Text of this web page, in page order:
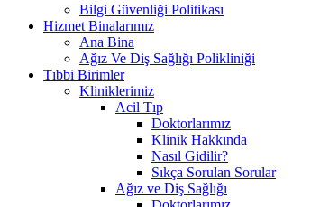
Bilgi Güvenliği Politikası
Hizmet Binalarımız
Ana Bina
Ağız Ve Diş Sağlığı Polikliniği
Tıbbi Birimler
Kliniklerimiz
Acil Tıp
Doktorlarımız
Klinik Hakkında
Nasıl Gidilir?
Sıkça Sorulan Sorular
Ağız ve Diş Sağlığı